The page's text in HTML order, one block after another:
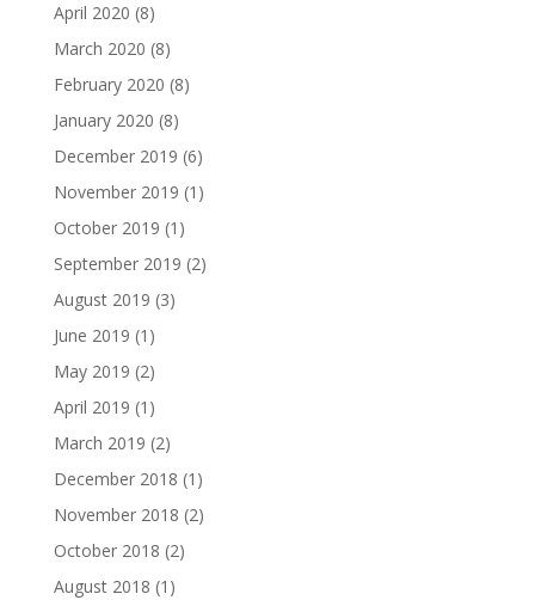
April 2020 (8)
March 2020 (8)
February 2020 (8)
January 2020 (8)
December 2019 (6)
November 2019 (1)
October 2019 (1)
September 2019 (2)
August 2019 (3)
June 2019 (1)
May 2019 (2)
April 2019 (1)
March 2019 (2)
December 2018 (1)
November 2018 (2)
October 2018 (2)
August 2018 (1)